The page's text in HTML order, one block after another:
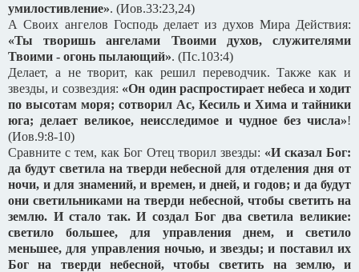
умилостивление». (Иов.33:23,24)
А Своих ангелов Господь делает из духов Мира Действия:
«Ты творишь ангелами Твоими духов, служителями
Твоими - огонь пылающий». (Пс.103:4)
Делает, а не творит, как решил переводчик. Также как и
звезды, и созвездия: «Он один распростирает небеса и ходит
по высотам моря; сотворил Ас, Кесиль и Хима и тайники
юга; делает великое, неисследимое и чудное без числа»!
(Иов.9:8-10)
Сравните с тем, как Бог Отец творил звезды: «И сказал Бог:
да будут светила на тверди небесной для отделения дня от
ночи, и для знамений, и времен, и дней, и годов; и да будут
они светильниками на тверди небесной, чтобы светить на
землю. И стало так. И создал Бог два светила великие:
светило большее, для управления днем, и светило
меньшее, для управления ночью, и звезды; и поставил их
Бог на тверди небесной, чтобы светить на землю, и